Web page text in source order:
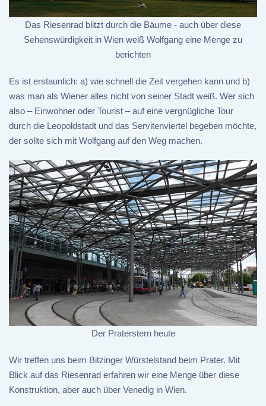
Das Riesenrad blitzt durch die Bäume - auch über diese
Sehenswürdigkeit in Wien weiß Wolfgang eine Menge zu
berichten
Es ist erstaunlich: a) wie schnell die Zeit vergehen kann und b)
was man als Wiener alles nicht von seiner Stadt weiß. Wer sich
also – Einwohner oder Tourist – auf eine vergnügliche Tour
durch die Leopoldstadt und das Servitenviertel begeben möchte,
der sollte sich mit Wolfgang auf den Weg machen.
Der Praterstern heute
Wir treffen uns beim Bitzinger Würstelstand beim Prater. Mit
Blick auf das Riesenrad erfahren wir eine Menge über diese
Konstruktion, aber auch über Venedig in Wien.